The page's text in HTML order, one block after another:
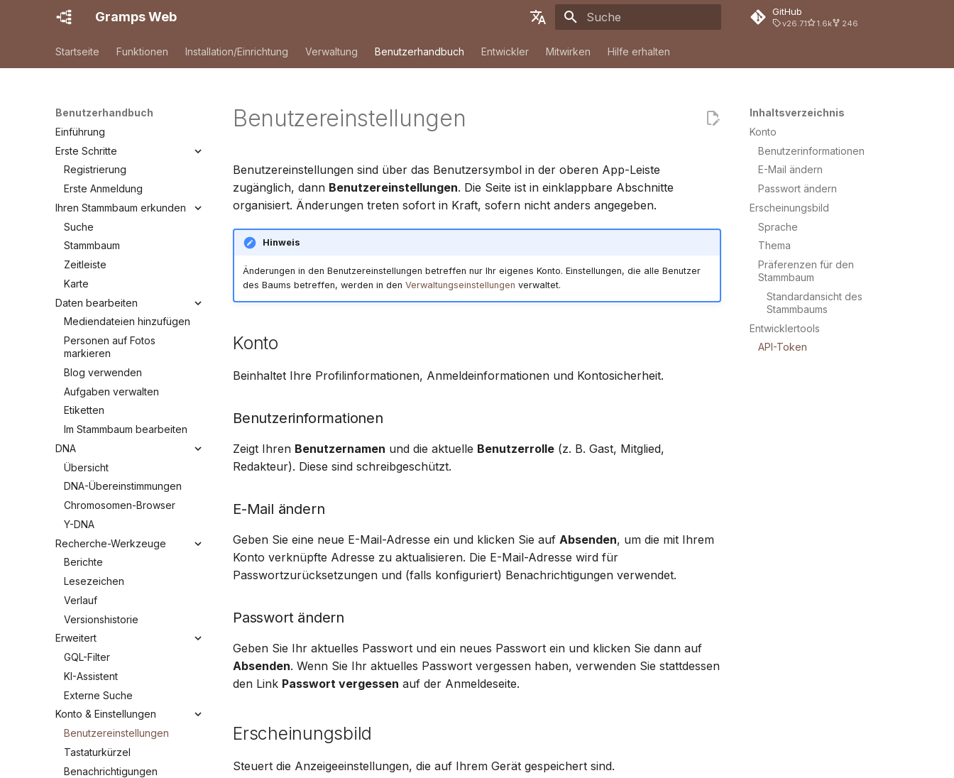
Gramps Web
English
Türkçe
Русский
日本語
Dansk
Українська
GitHub
v26.7.1 1.6k 246
Startseite Funktionen Installation/Einrichtung Verwaltung Benutzerhandbuch Entwickler Mitwirken Hilfe erhalten
Benutzerhandbuch
Einführung
Erste Schritte
Registrierung
Erste Anmeldung
Ihren Stammbaum erkunden
Suche
Stammbaum
Zeitleiste
Karte
Daten bearbeiten
Mediendateien hinzufügen
Personen auf Fotos
markieren
Blog verwenden
Aufgaben verwalten
Etiketten
Im Stammbaum bearbeiten
DNA
Übersicht
DNA-Übereinstimmungen
Chromosomen-Browser
Y-DNA
Recherche-Werkzeuge
Berichte
Lesezeichen
Verlauf
Versionshistorie
Erweitert
GQL-Filter
KI-Assistent
Externe Suche
Konto & Einstellungen
Benutzereinstellungen
Tastaturkürzel
Benachrichtigungen
Inhaltsverzeichnis
Konto
Benutzerinformationen
E-Mail ändern
Passwort ändern
Erscheinungsbild
Sprache
Thema
Präferenzen für den
Stammbaum
Standardansicht des
Stammbaums
Entwicklertools
API-Token
Benutzereinstellungen
Benutzereinstellungen sind über das Benutzersymbol in der oberen App-Leiste
zugänglich, dann Benutzereinstellungen. Die Seite ist in einklappbare Abschnitte
organisiert. Änderungen treten sofort in Kraft, sofern nicht anders angegeben.
Hinweis
Änderungen in den Benutzereinstellungen betreffen nur Ihr eigenes Konto. Einstellungen, die alle Benutzer
des Baums betreffen, werden in den Verwaltungseinstellungen verwaltet.
Konto
Beinhaltet Ihre Profilinformationen, Anmeldeinformationen und Kontosicherheit.
Benutzerinformationen
Zeigt Ihren Benutzernamen und die aktuelle Benutzerrolle (z. B. Gast, Mitglied,
Redakteur). Diese sind schreibgeschützt.
E-Mail ändern
Geben Sie eine neue E-Mail-Adresse ein und klicken Sie auf Absenden, um die mit Ihrem
Konto verknüpfte Adresse zu aktualisieren. Die E-Mail-Adresse wird für
Passwortzurücksetzungen und (falls konfiguriert) Benachrichtigungen verwendet.
Passwort ändern
Geben Sie Ihr aktuelles Passwort und ein neues Passwort ein und klicken Sie dann auf
Absenden. Wenn Sie Ihr aktuelles Passwort vergessen haben, verwenden Sie stattdessen
den Link Passwort vergessen auf der Anmeldeseite.
Erscheinungsbild
Steuert die Anzeigeeinstellungen, die auf Ihrem Gerät gespeichert sind.